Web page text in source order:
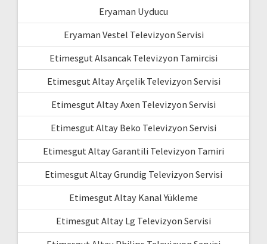
Eryaman Uyducu
Eryaman Vestel Televizyon Servisi
Etimesgut Alsancak Televizyon Tamircisi
Etimesgut Altay Arçelik Televizyon Servisi
Etimesgut Altay Axen Televizyon Servisi
Etimesgut Altay Beko Televizyon Servisi
Etimesgut Altay Garantili Televizyon Tamiri
Etimesgut Altay Grundig Televizyon Servisi
Etimesgut Altay Kanal Yükleme
Etimesgut Altay Lg Televizyon Servisi